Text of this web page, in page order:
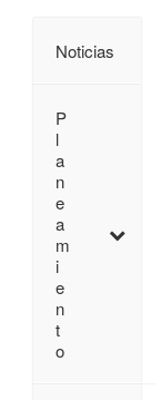
Noticias
P
l
a
n
e
a
m
i
e
n
t
o